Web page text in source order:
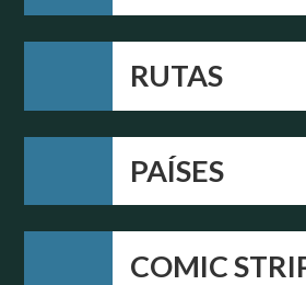
RUTAS
PAÍSES
COMIC